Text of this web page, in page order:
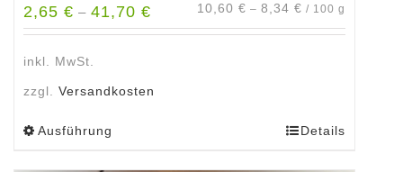
2,65 € – 41,70 € 10,60 € – 8,34 € / 100 g
inkl. MwSt.
zzgl. Versandkosten
Ausführung Details